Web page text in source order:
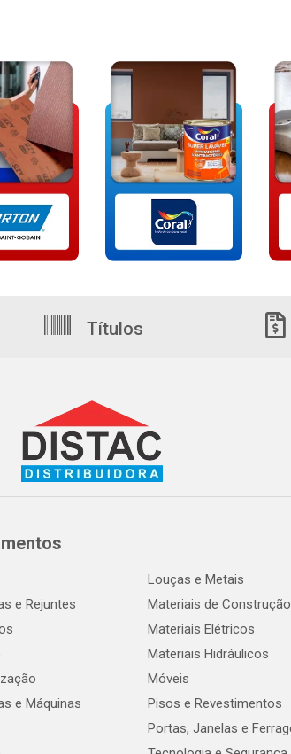
Títulos
e Rejuntes
e Máquinas
Louças e Metais
Materiais de Construção
Materiais Elétricos
Materiais Hidráulicos
Móveis
Pisos e Revestimentos
Portas, Janelas e